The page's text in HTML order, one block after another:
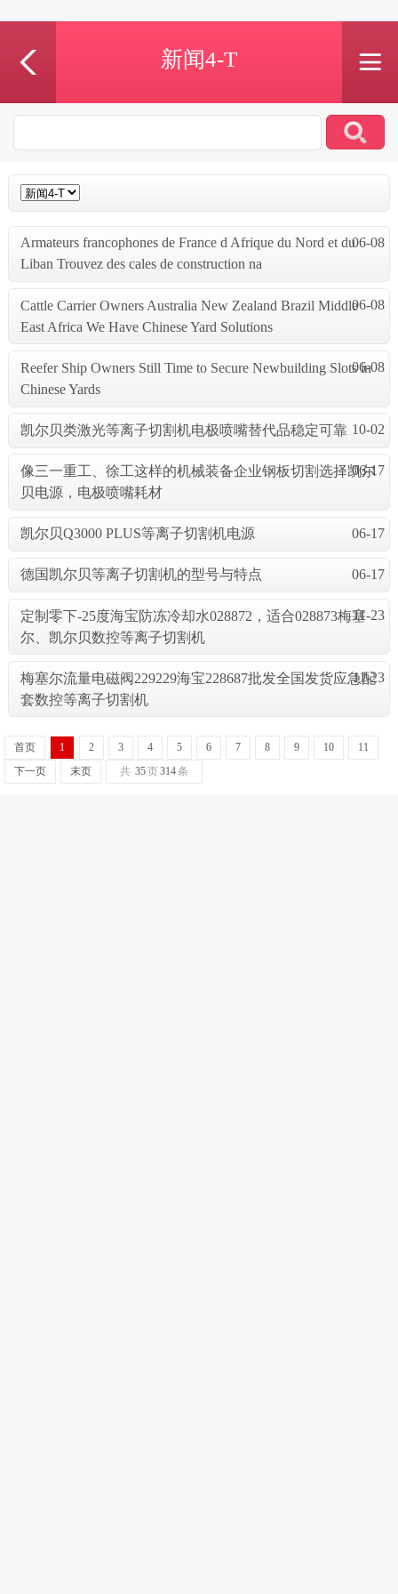
新闻4-T
Armateurs francophones de France d Afrique du Nord et du
Liban Trouvez des cales de construction na
06-08
Cattle Carrier Owners Australia New Zealand Brazil Middle
East Africa We Have Chinese Yard Solutions
06-08
Reefer Ship Owners Still Time to Secure Newbuilding Slots in
Chinese Yards
06-08
凯尔贝类激光等离子切割机电极喷嘴替代品稳定可靠 10-02
像三一重工、徐工这样的机械装备企业钢板切割选择凯尔
贝电源，电极喷嘴耗材
06-17
凯尔贝Q3000 PLUS等离子切割机电源 06-17
德国凯尔贝等离子切割机的型号与特点 06-17
定制零下-25度海宝防冻冷却水028872，适合028873梅塞
尔、凯尔贝数控等离子切割机
11-23
梅塞尔流量电磁阀229229海宝228687批发全国发货应急配
套数控等离子切割机
11-23
首页 1 2 3 4 5 6 7 8 9 10
11
下一页
末页 共 35页314条